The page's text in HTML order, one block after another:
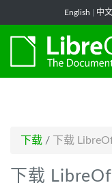
English 中
下载 / 下载
下载